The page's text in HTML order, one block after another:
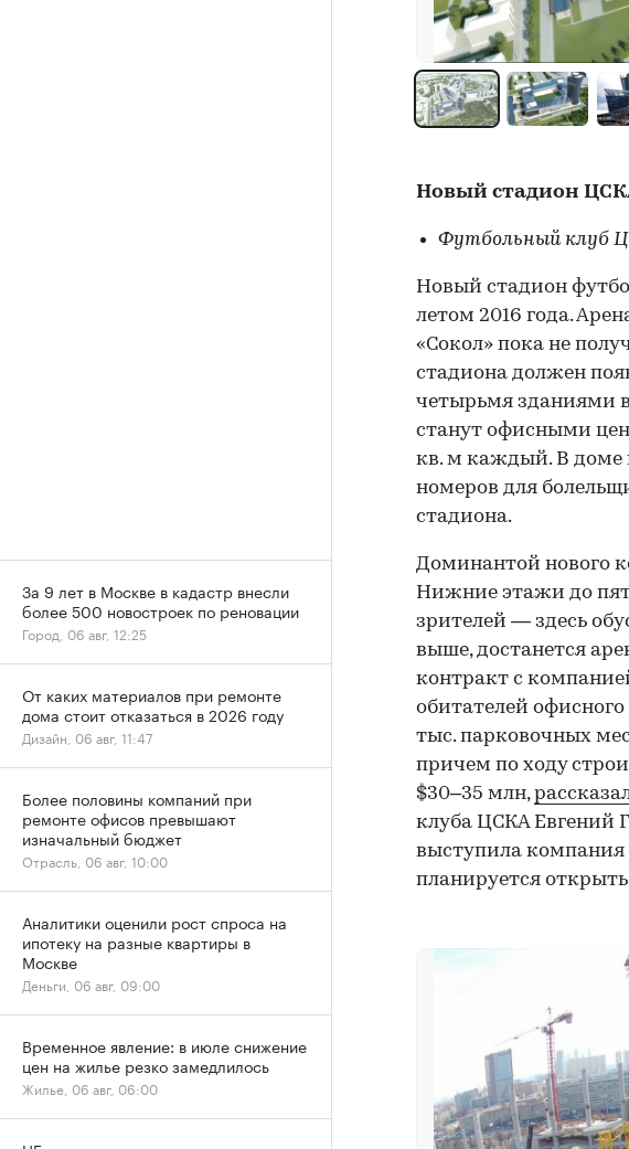
Новый стадион
Футбольный клуб
Новый стадион
летом 2016 года.
«Сокол» пока не
стадиона должен
четырьмя зданиями
станут офисными
кв. м каждый. В доме
номеров для
стадиона.
Доминантой нового
Нижние этажи до
зрителей — здесь
выше, достанется
контракт с
обитателей
тыс. парковочных
причем по ходу
$30–35 млн,
клуба ЦСКА Евгений
выступила
планируется
За 9 лет в Москве в кадастр внесли
более 500 новостроек по реновации
Город, 06 авг, 12:25
От каких материалов при ремонте
дома стоит отказаться в 2026 году
Дизайн, 06 авг, 11:47
Более половины компаний при
ремонте офисов превышают
изначальный бюджет
Отрасль, 06 авг, 10:00
Аналитики оценили рост спроса на
ипотеку на разные квартиры в
Москве
Деньги, 06 авг, 09:00
Временное явление: в июле снижение
цен на жилье резко замедлилось
Жилье, 06 авг, 06:00